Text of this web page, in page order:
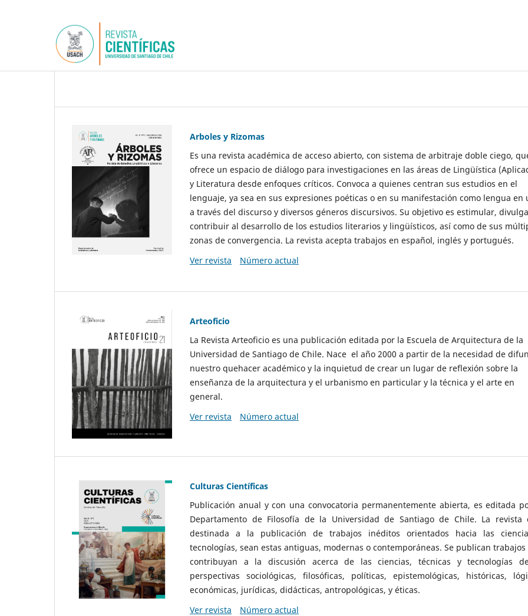
Arboles y Rizomas
Es una revista académica de acceso abierto, con sistema de arbitraje doble ciego,
ofrece un espacio de diálogo para investigaciones en las áreas de Lingüística
y Literatura desde enfoques críticos. Convoca a quienes centran sus estudios en el
lenguaje, ya sea en sus expresiones poéticas o en su manifestación como lengua en
a través del discurso y diversos géneros discursivos. Su objetivo es estimular,
contribuir al desarrollo de los estudios literarios y lingüísticos, así como de sus
zonas de convergencia. La revista acepta trabajos en español, inglés y portugués.
Ver revista
Número actual
Arteoficio
La Revista Arteoficio es una publicación editada por la Escuela de Arquitectura de la
Universidad de Santiago de Chile. Nace el año 2000 a partir de la necesidad de
nuestro quehacer académico y la inquietud de crear un lugar de reflexión sobre la
enseñanza de la arquitectura y el urbanismo en particular y la técnica y el arte en
general.
Ver revista
Número actual
Culturas Científicas
Publicación anual y con una convocatoria permanentemente abierta, es editada
Departamento de Filosofía de la Universidad de Santiago de Chile. La revista
destinada a la publicación de trabajos inéditos orientados hacia las
tecnologías, sean estas antiguas, modernas o contemporáneas. Se publican
contribuyan a la discusión acerca de las ciencias, técnicas y tecnologías
perspectivas sociológicas, filosóficas, políticas, epistemológicas, históricas,
económicas, jurídicas, didácticas, antropológicas, y éticas.
Ver revista
Número actual